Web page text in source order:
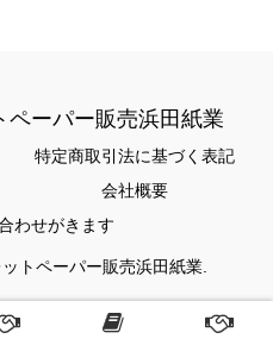
ペーパー販売浜田紙業
特定商取引法に基づく表記
会社概要
わせがきます
トペーパー販売浜田紙業.